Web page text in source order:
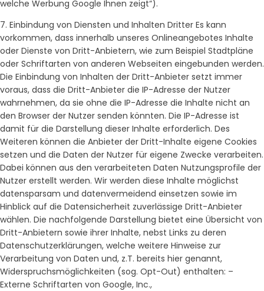
welche Werbung Google Ihnen zeigt“).
7. Einbindung von Diensten und Inhalten Dritter Es kann
vorkommen, dass innerhalb unseres Onlineangebotes Inhalte
oder Dienste von Dritt-Anbietern, wie zum Beispiel Stadtpläne
oder Schriftarten von anderen Webseiten eingebunden werden.
Die Einbindung von Inhalten der Dritt-Anbieter setzt immer
voraus, dass die Dritt-Anbieter die IP-Adresse der Nutzer
wahrnehmen, da sie ohne die IP-Adresse die Inhalte nicht an
den Browser der Nutzer senden könnten. Die IP-Adresse ist
damit für die Darstellung dieser Inhalte erforderlich. Des
Weiteren können die Anbieter der Dritt-Inhalte eigene Cookies
setzen und die Daten der Nutzer für eigene Zwecke verarbeiten.
Dabei können aus den verarbeiteten Daten Nutzungsprofile der
Nutzer erstellt werden. Wir werden diese Inhalte möglichst
datensparsam und datenvermeidend einsetzen sowie im
Hinblick auf die Datensicherheit zuverlässige Dritt-Anbieter
wählen. Die nachfolgende Darstellung bietet eine Übersicht von
Dritt-Anbietern sowie ihrer Inhalte, nebst Links zu deren
Datenschutzerklärungen, welche weitere Hinweise zur
Verarbeitung von Daten und, z.T. bereits hier genannt,
Widerspruchsmöglichkeiten (sog. Opt-Out) enthalten: –
Externe Schriftarten von Google, Inc.,